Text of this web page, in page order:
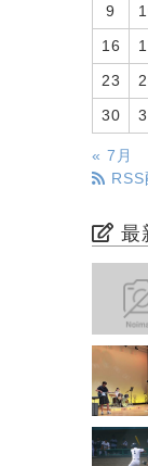
9
16
23
30
« 7月
RSS
最